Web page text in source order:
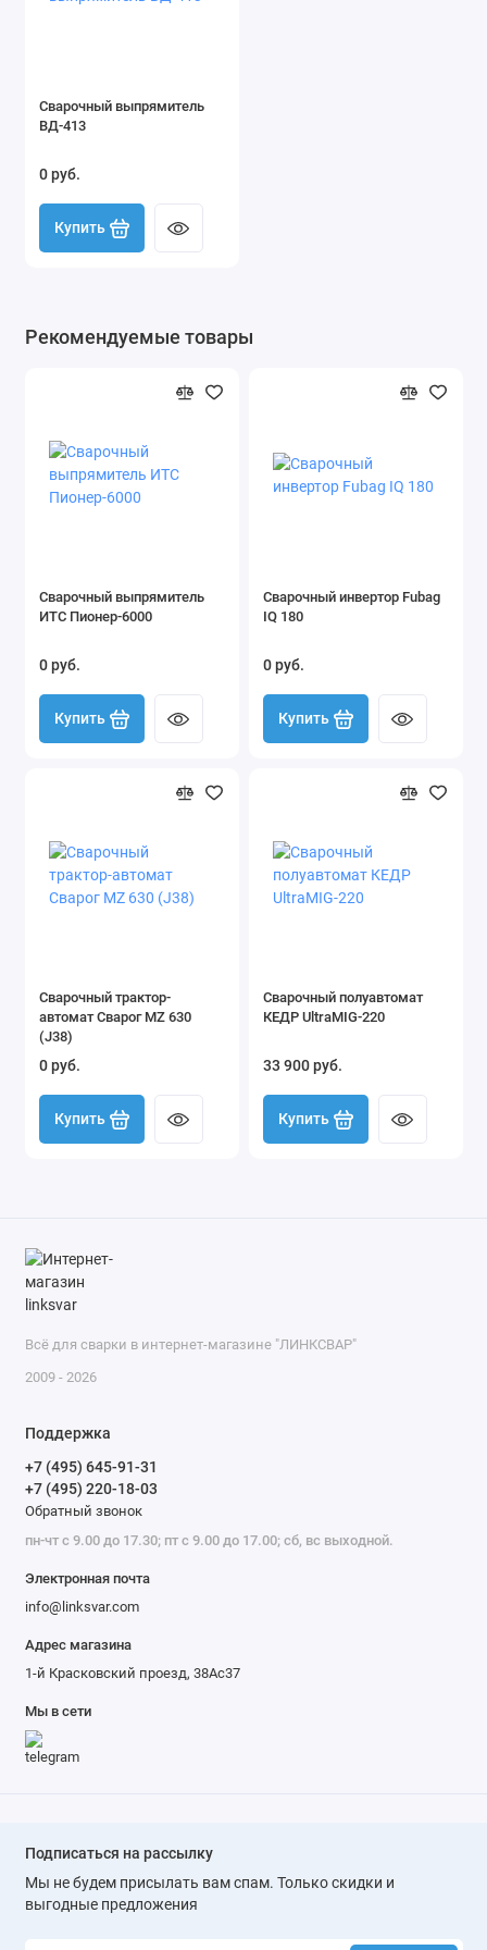
Сварочный выпрямитель
ВД-413
0 руб.
Купить
Рекомендуемые товары
Сварочный выпрямитель
ИТС Пионер-6000
0 руб.
Купить
Сварочный инвертор Fubag
IQ 180
0 руб.
Купить
Сварочный трактор-
автомат Сварог MZ 630
(J38)
0 руб.
Купить
Сварочный полуавтомат
КЕДР UltraMIG-220
33 900 руб.
Купить
Всё для сварки в интернет-магазине "ЛИНКСВАР"
2009 - 2026
Поддержка
+7 (495) 645-91-31
+7 (495) 220-18-03
Обратный звонок
пн-чт с 9.00 до 17.30; пт с 9.00 до 17.00; сб, вс выходной.
Электронная почта
info@linksvar.com
Адрес магазина
1-й Красковский проезд, 38Ас37
Мы в сети
Подписаться на рассылку
Мы не будем присылать вам спам. Только скидки и
выгодные предложения